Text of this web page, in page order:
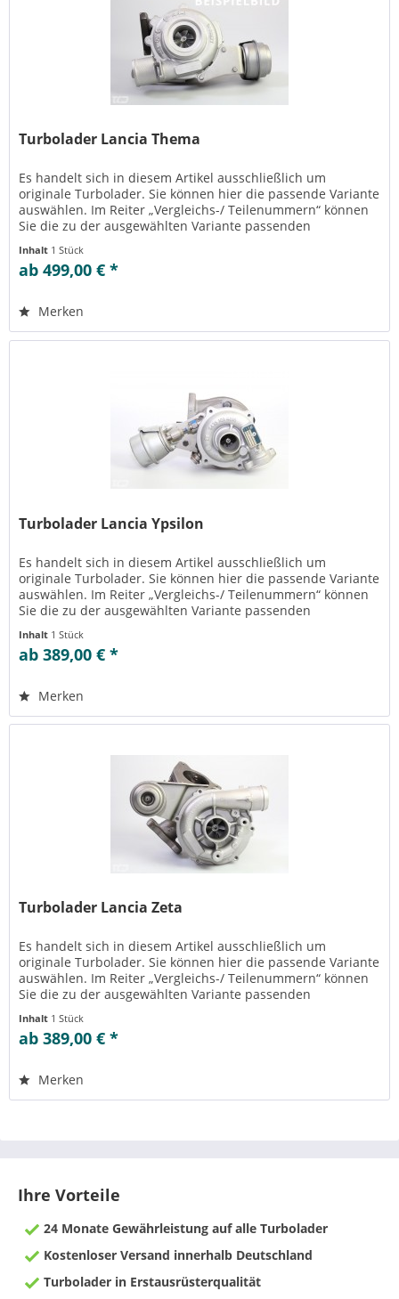
Turbolader Lancia Thema
Es handelt sich in diesem Artikel ausschließlich um
originale Turbolader. Sie können hier die passende Variante
auswählen. Im Reiter „Vergleichs-/ Teilenummern“ können
Sie die zu der ausgewählten Variante passenden
Inhalt 1 Stück
ab 499,00 € *
Merken
Turbolader Lancia Ypsilon
Es handelt sich in diesem Artikel ausschließlich um
originale Turbolader. Sie können hier die passende Variante
auswählen. Im Reiter „Vergleichs-/ Teilenummern“ können
Sie die zu der ausgewählten Variante passenden
Inhalt 1 Stück
ab 389,00 € *
Merken
Turbolader Lancia Zeta
Es handelt sich in diesem Artikel ausschließlich um
originale Turbolader. Sie können hier die passende Variante
auswählen. Im Reiter „Vergleichs-/ Teilenummern“ können
Sie die zu der ausgewählten Variante passenden
Inhalt 1 Stück
ab 389,00 € *
Merken
Ihre Vorteile
24 Monate Gewährleistung auf alle Turbolader
Kostenloser Versand innerhalb Deutschland
Turbolader in Erstausrüsterqualität